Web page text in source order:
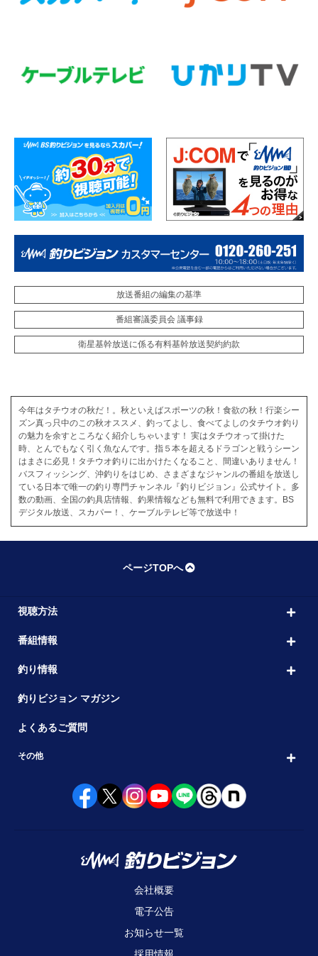
放送番組の編集の基準
番組審議委員会 議事録
衛星基幹放送に係る有料基幹放送契約約款
今年はタチウオの秋だ！。秋といえばスポーツの秋！食欲の秋！行楽シー
ズン真っ只中のこの秋オススメ、釣ってよし、食べてよしのタチウオ釣り
の魅力を余すところなく紹介しちゃいます！ 実はタチウオって掛けた
時、とんでもなく引く魚なんです。指５本を超えるドラゴンと戦うシーン
はまさに必見！タチウオ釣りに出かけたくなること、間違いありません！
バスフィッシング、沖釣りをはじめ、さまざまなジャンルの番組を放送し
ている日本で唯一の釣り専門チャンネル『釣りビジョン』公式サイト。多
数の動画、全国の釣具店情報、釣果情報なども無料で利用できます。BS
デジタル放送、スカパー！、ケーブルテレビ等で放送中！
ページTOPへ
視聴方法
番組情報
釣り情報
釣りビジョン マガジン
よくあるご質問
その他
会社概要
電子公告
お知らせ一覧